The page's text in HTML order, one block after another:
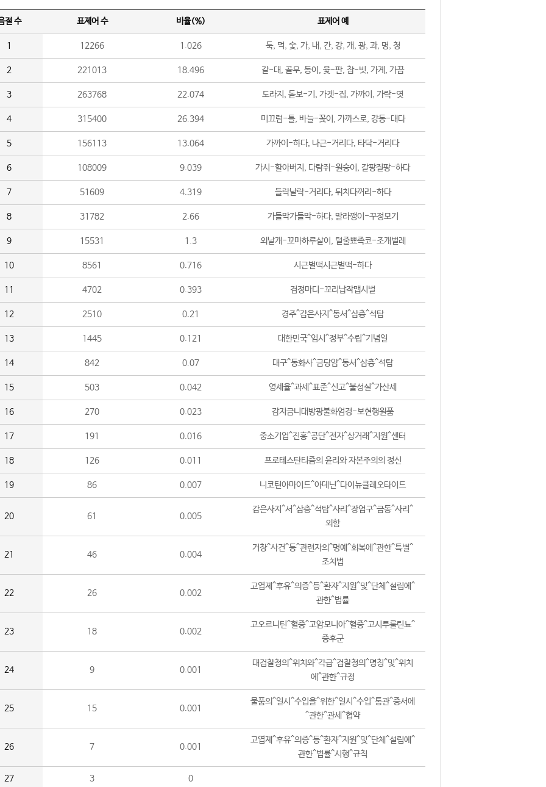
절 수 표제어 수 비율(%) 표제어 예
1 12266 1.026 둑, 먹, 숯, 가, 내, 간, 강, 개, 광, 과, 명, 청
2 221013 18.496 갈-대, 골무, 동이, 윷-판, 참-빗, 가게, 가끔
3 263768 22.074 도라지, 돋보-기, 가겟-집, 가까이, 가락-엿
4 315400 26.394 미끄럼-틀, 바늘-꽂이, 가까스로, 강동-대다
5 156113 13.064 가까이-하다, 나근-거리다, 타닥-거리다
6 108009 9.039 가시-할아버지, 다람쥐-원숭이, 갈팡질팡-하다
7 51609 4.319 들락날락-거리다, 뒤치다꺼리-하다
8 31782 2.66 가들막가들막-하다, 말라깽이-꾸정모기
9 15531 1.3 외날개-꼬마하루살이, 털줄뾰족코-조개벌레
10 8561 0.716 시근벌떡시근벌떡-하다
11 4702 0.393 검정마디-꼬리납작맵시벌
12 2510 0.21 경주^감은사지^동서^삼층^석탑
13 1445 0.121 대한민국^임시^정부^수립^기념일
14 842 0.07 대구^동화사^금당암^동서^삼층^석탑
15 503 0.042 영세율^과세^표준^신고^불성실^가산세
16 270 0.023 감지금니대방광불화엄경-보현행원품
17 191 0.016 중소기업^진흥^공단^전자^상거래^지원^센터
18 126 0.011 프로테스탄티즘의 윤리와 자본주의의 정신
19 86 0.007 니코틴아마이드^아데닌^다이뉴클레오타이드
20 61 0.005
감은사지^서^삼층^석탑^사리^장엄구^금동^사리^
외함
21 46 0.004
거창^사건^등^관련자의^명예^회복에^관한^특별^
조치법
22 26 0.002
고엽제^후유^의증^등^환자^지원^및^단체^설립에^
관한^법률
23 18 0.002
고오르니틴^혈증^고암모니아^혈증^고시투룰린뇨^
증후군
24 9 0.001
대검찰청의^위치와^각급^검찰청의^명칭^및^위치
에^관한^규정
25 15 0.001
물품의^일시^수입을^위한^일시^수입^통관^증서에
^관한^관세^협약
26 7 0.001
고엽제^후유^의증^등^환자^지원^및^단체^설립에^
관한^법률^시행^규칙
27 3 0